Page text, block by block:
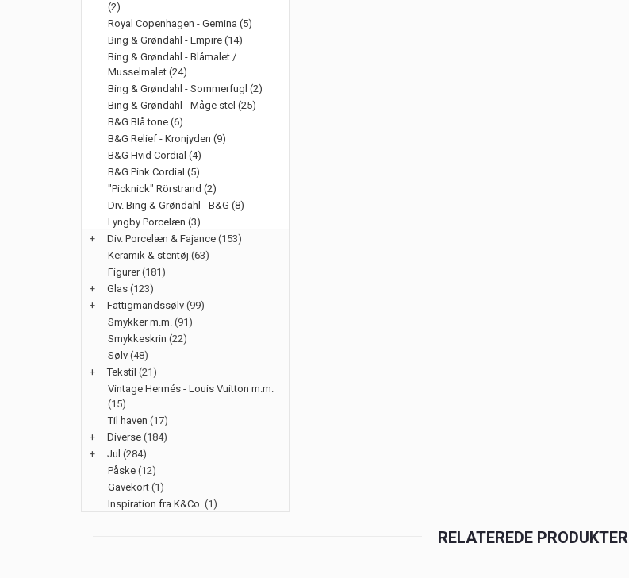
(2)
Royal Copenhagen - Gemina (5)
Bing & Grøndahl - Empire (14)
Bing & Grøndahl - Blåmalet /
Musselmalet (24)
Bing & Grøndahl - Sommerfugl (2)
Bing & Grøndahl - Måge stel (25)
B&G Blå tone (6)
B&G Relief - Kronjyden (9)
B&G Hvid Cordial (4)
B&G Pink Cordial (5)
"Picknick" Rörstrand (2)
Div. Bing & Grøndahl - B&G (8)
Lyngby Porcelæn (3)
+
Div. Porcelæn & Fajance (153)
Keramik & stentøj (63)
Figurer(181)
+
Glas (123)
+
Fattigmandssølv (99)
Smykker m.m. (91)
Smykkeskrin (22)
Sølv (48)
+
Tekstil (21)
Vintage Hermés - Louis Vuitton m.m.
(15)
Til haven (17)
+
Diverse (184)
+
Jul (284)
Påske (12)
Gavekort (1)
Inspiration fra K&Co. (1)
RELATEREDE PRODUKTER